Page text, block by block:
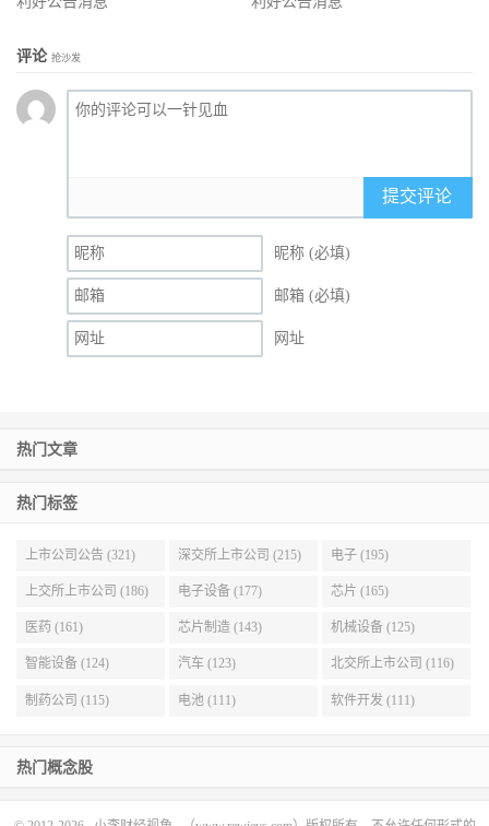
评论 抢沙发
提交评论
昵称 (必填)
邮箱 (必填)
网址
热门文章
热门标签
上市公司公告 (321) 深交所上市公司 (215) 电子 (195)
上交所上市公司 (186) 电子设备 (177) 芯片 (165)
医药 (161) 芯片制造 (143) 机械设备 (125)
智能设备 (124) 汽车 (123) 北交所上市公司 (116)
制药公司 (115) 电池 (111) 软件开发 (111)
热门概念股